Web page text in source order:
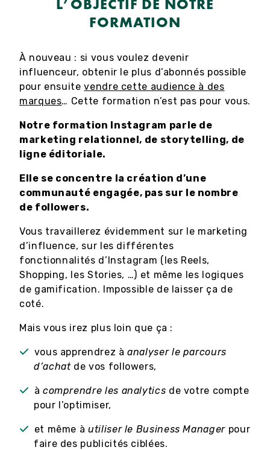
L’OBJECTIF DE NOTRE
FORMATION
À nouveau : si vous voulez devenir
influenceur, obtenir le plus d’abonnés possible
pour ensuitevendre cette audience à des
marques… Cette formation n’est pas pour vous.
Notre formation Instagram parle de
marketing relationnel, de storytelling, de
ligne éditoriale.
Elle se concentre la création d’une
communauté engagée, pas sur le nombre
de followers.
Vous travaillerez évidemment sur le marketing
d’influence, sur les différentes
fonctionnalités d’Instagram (les Reels,
Shopping, les Stories, …) et même les logiques
de gamification. Impossible de laisser ça de
coté.
Mais vous irez plus loin que ça :
vous apprendrez àanalyser le parcours
d’achatde vos followers,
à comprendre les analytics de votre compte
pour l’optimiser,
et même àutiliser le Business Managerpour
faire des publicités ciblées.